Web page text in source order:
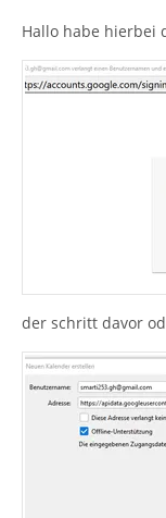
Hallo habe hierbei
der schritt davor